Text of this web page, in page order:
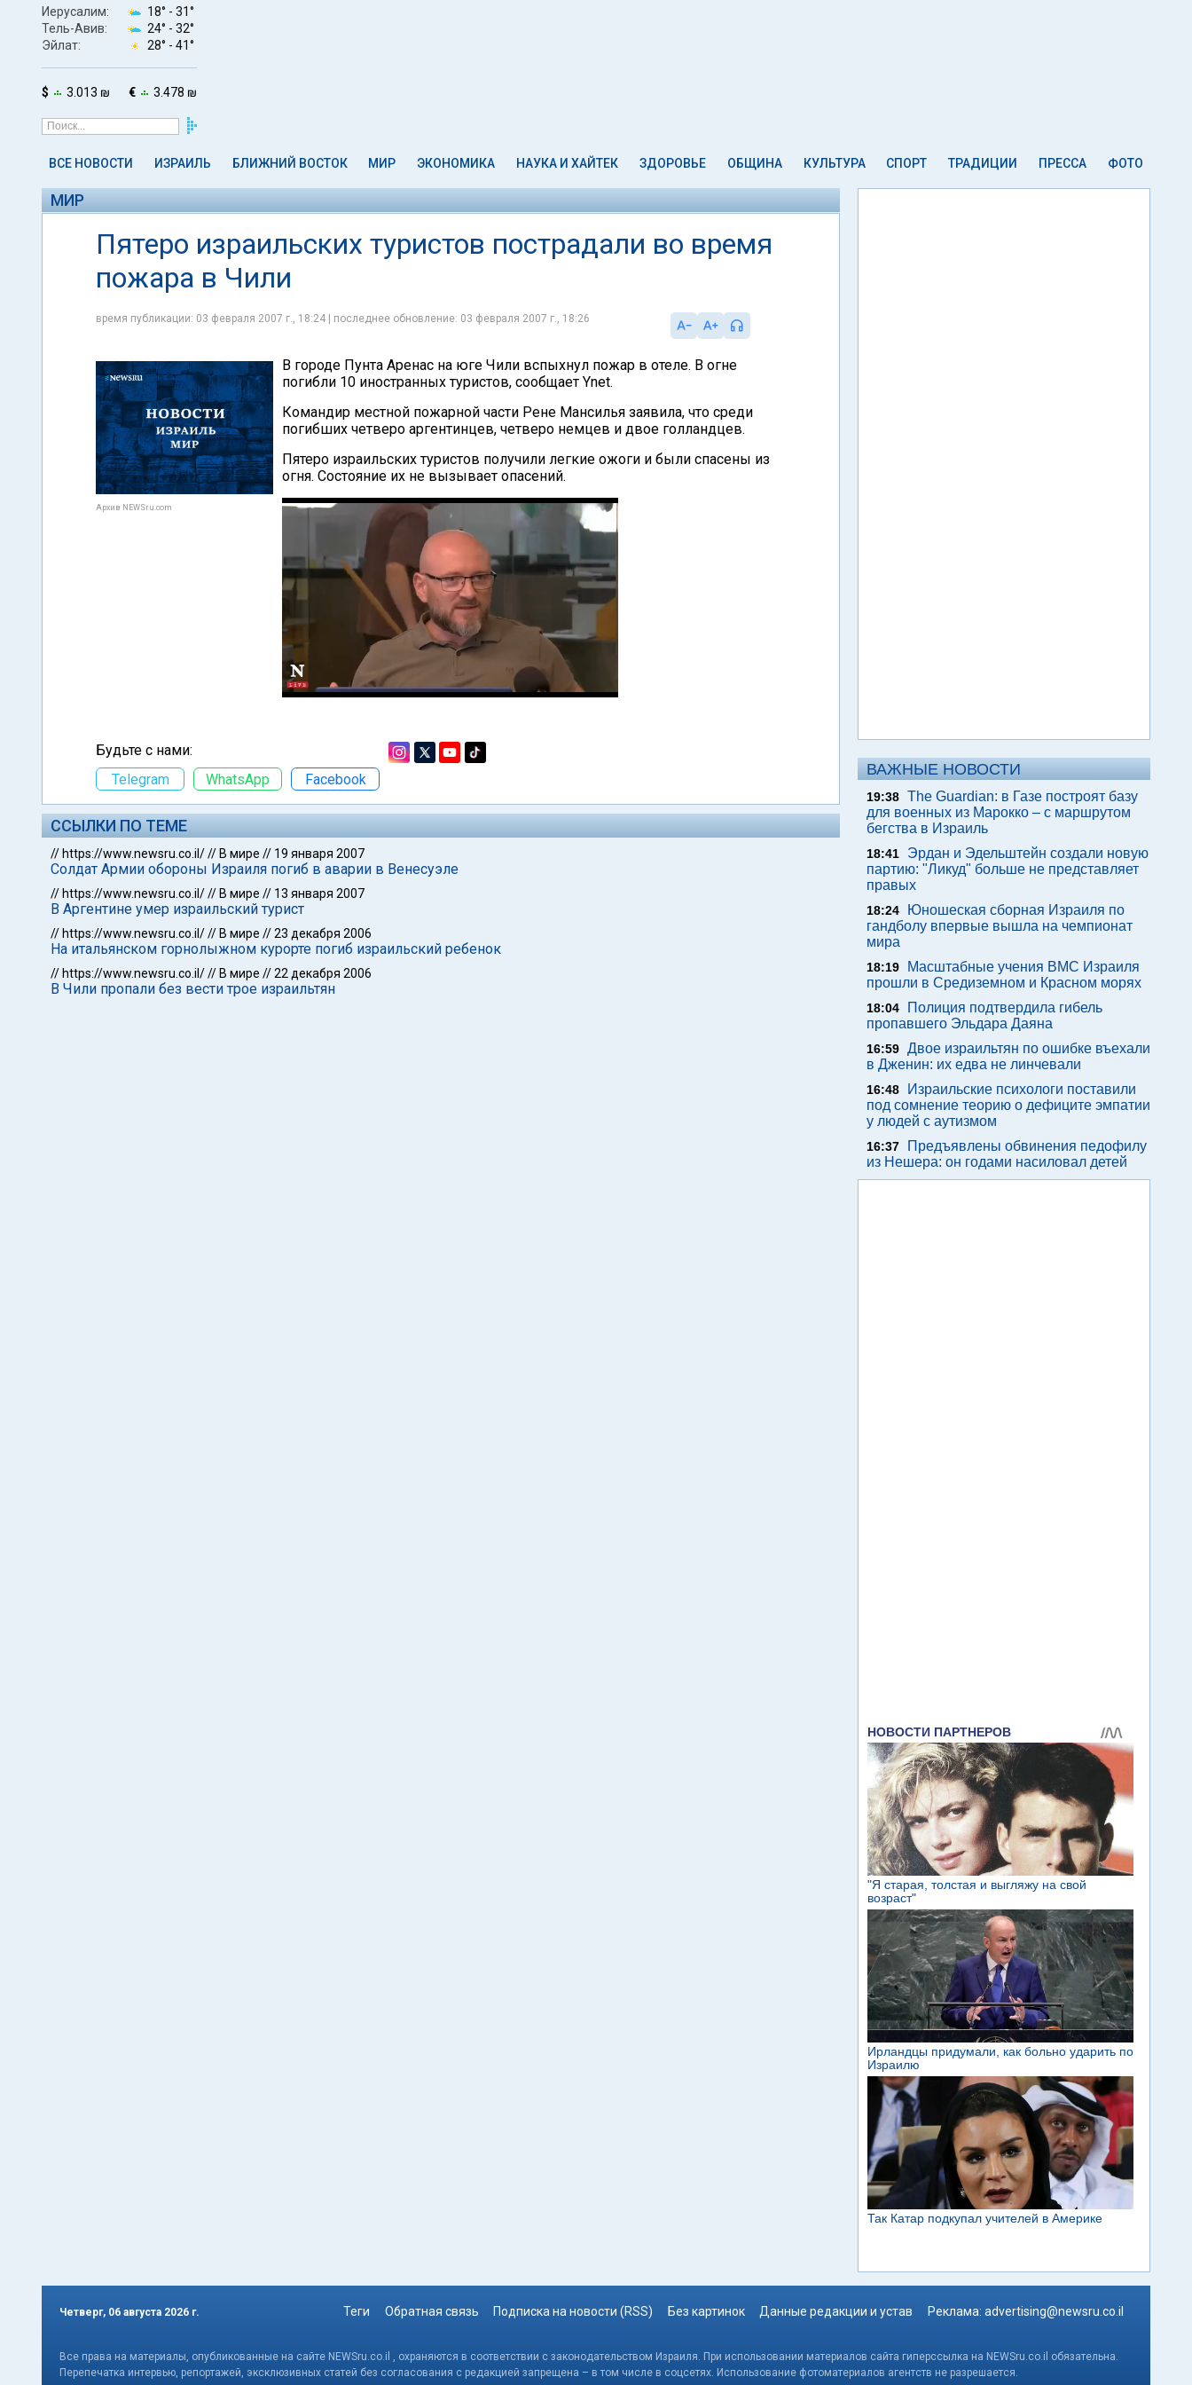
Иерусалим: 18° - 31°
Тель-Авив:
24° - 32°
Эйлат:
28° - 41°
$ 3.013 ₪ € 3.478 ₪
ВСЕ НОВОСТИ ИЗРАИЛЬ БЛИЖНИЙ ВОСТОК МИР ЭКОНОМИКА НАУКА И ХАЙТЕК ЗДОРОВЬЕ ОБЩИНА КУЛЬТУРА СПОРТ ТРАДИЦИИ ПРЕССА ФОТО
МИР
Пятеро израильских туристов пострадали во время
пожара в Чили
время публикации: 03 февраля 2007 г., 18:24 | последнее обновление: 03 февраля 2007 г., 18:26
Архив NEWSru.com
В городе Пунта Аренас на юге Чили вспыхнул пожар в отеле. В огне
погибли 10 иностранных туристов, сообщает Ynet.
Командир местной пожарной части Рене Мансилья заявила, что среди
погибших четверо аргентинцев, четверо немцев и двое голландцев.
Пятеро израильских туристов получили легкие ожоги и были спасены из
огня. Состояние их не вызывает опасений.
Будьте с нами:
Telegram
WhatsApp Facebook
ССЫЛКИ ПО ТЕМЕ
// https://www.newsru.co.il/// В мире // 19 января 2007
Солдат Армии обороны Израиля погиб в аварии в Венесуэле
// https://www.newsru.co.il/// В мире // 13 января 2007
В Аргентине умер израильский турист
// https://www.newsru.co.il/// В мире //23 декабря 2006
На итальянском горнолыжном курорте погиб израильский ребенок
// https://www.newsru.co.il/// В мире //22 декабря 2006
В Чили пропали без вести трое израильтян
ВАЖНЫЕ НОВОСТИ
19:38 The Guardian: в Газе построят базу
для военных из Марокко – с маршрутом
бегства в Израиль
18:41
Эрдан и Эдельштейн создали новую
партию: "Ликуд" больше не представляет
правых
18:24
Юношеская сборная Израиля по
гандболу впервые вышла на чемпионат
мира
18:19
Масштабные учения ВМС Израиля
прошли в Средиземном и Красном морях
18:04
Полиция подтвердила гибель
пропавшего Эльдара Даяна
16:59 Двое израильтян по ошибке въехали
в Дженин: их едва не линчевали
16:48
Израильские психологи поставили
под сомнение теорию о дефиците эмпатии
у людей с аутизмом
16:37
Предъявлены обвинения педофилу
из Нешера: он годами насиловал детей
Четверг, 06 августа 2026 г. Теги Обратная связь Подписка на новости (RSS) Без картинок Данные редакции и устав Реклама: advertising@newsru.co.il
Все права на материалы, опубликованные на сайте NEWSru.co.il , охраняются в соответствии с законодательством Израиля. При использовании материалов сайта гиперссылка на NEWSru.co.il обязательна.
Перепечатка интервью, репортажей, эксклюзивных статей без согласования с редакцией запрещена – в том числе в соцсетях. Использование фотоматериалов агентств не разрешается.